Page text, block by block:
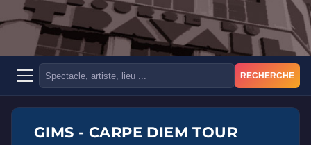
RECHERCHE
GIMS - CARPE DIEM TOUR